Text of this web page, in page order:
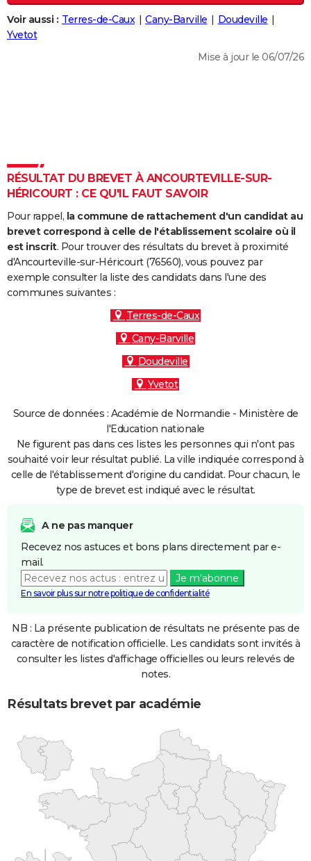
Destinations
City break
Voyage nature
Voyage de noces
Forum
Climat
+
PHOTO
COPAINS D'AVANT
S'inscrire
Se connecter
Lycées
Collèges
Primaires
Universités
Entreprises
Service militaire
Avis de recherche
AVIS DE DÉCÈS
FORUM
Bricolage
Lifestyle
Culture
Sport
Auto
Television
Voyage
Cinema
Voir aussi : Terres-de-Caux Cany-Barville
Doudeville
Yvetot
Mise à jour le 06/07/26
RÉSULTAT DU BREVET À ANCOURTEVILLE-SUR-
HÉRICOURT : CE QU'IL FAUT SAVOIR
Pour rappel, la commune de rattachement d'un candidat au
brevet correspond à celle de l'établissement scolaire où il
est inscrit. Pour trouver des résultats du brevet à proximité
d'Ancourteville-sur-Héricourt (76560), vous pouvez par
exemple consulter la liste des candidats dans l'une des
communes suivantes :
Terres-de-Caux
Cany-Barville
Doudeville
Yvetot
Source de données : Académie de Normandie - Ministère de
l'Education nationale
Ne figurent pas dans ces listes les personnes qui n'ont pas
souhaité voir leur résultat publié. La ville indiquée correspond à
celle de l'établissement d'origine du candidat. Pour chacun, le
type de brevet est indiqué avec le résultat.
A ne pas manquer
Recevez nos astuces et bons plans directement par e-
mail.
Je m'abonne
En savoir plus sur notre politique de confidentialité
NB : La présente publication de résultats ne présente pas de
caractère de notification officielle. Les candidats sont invités à
consulter les listes d'affichage officielles ou leurs relevés de
notes.
Résultats brevet par académie